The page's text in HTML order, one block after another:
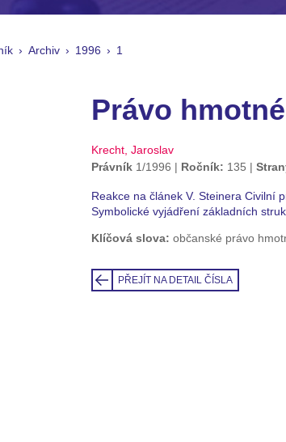
Archiv 1996 1
Právo
Krecht, Jaroslav
Právník1/1996 Ročník: 135
Reakce na článek V. Steinera Civilní
Symbolické vyjádření základních
Klíčová slova: občanské právo
PŘEJÍT NA DETAIL ČÍSLA